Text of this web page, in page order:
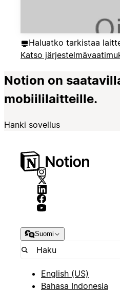
Haluatko tarkistaa
Katso
Notion on
mobiililaitteille.
Hanki sovellus
Suomi
English (US)
Bahasa Indonesia